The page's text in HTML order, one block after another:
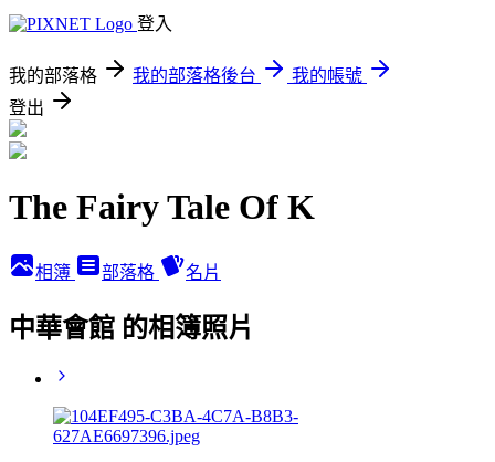
登入
我的部落格 我的部落格後台
我的帳號
登出
The Fairy Tale Of K
相簿 部落格 名片
中華會館 的相簿照片